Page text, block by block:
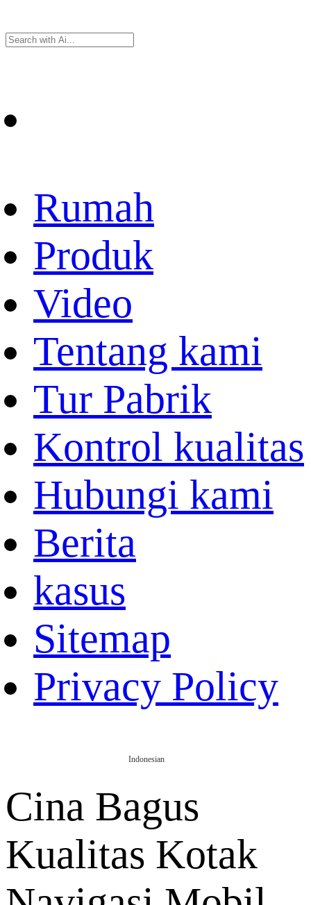
Rumah
Produk
Video
Tentang kami
Tur Pabrik
Kontrol kualitas
Hubungi kami
Berita
kasus
Sitemap
Privacy Policy
Indonesian
Cina Bagus
Kualitas Kotak